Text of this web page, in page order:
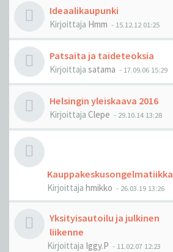
Ideaalikaupunki
Kirjoittaja Hmm - 15.12.12 01:25
Patsaita ja taideteoksia
Kirjoittaja satama - 17.09.06 15:29
Helsingin yleiskaava 2016
Kirjoittaja Clepe - 29.10.14 13:28
Kauppakeskusongelmatiikka
Kirjoittaja hmikko - 26.03.19 13:26
Yksityisautoilu ja julkinen
liikenne
Kirjoittaja Iggy.P - 11.02.07 12:23